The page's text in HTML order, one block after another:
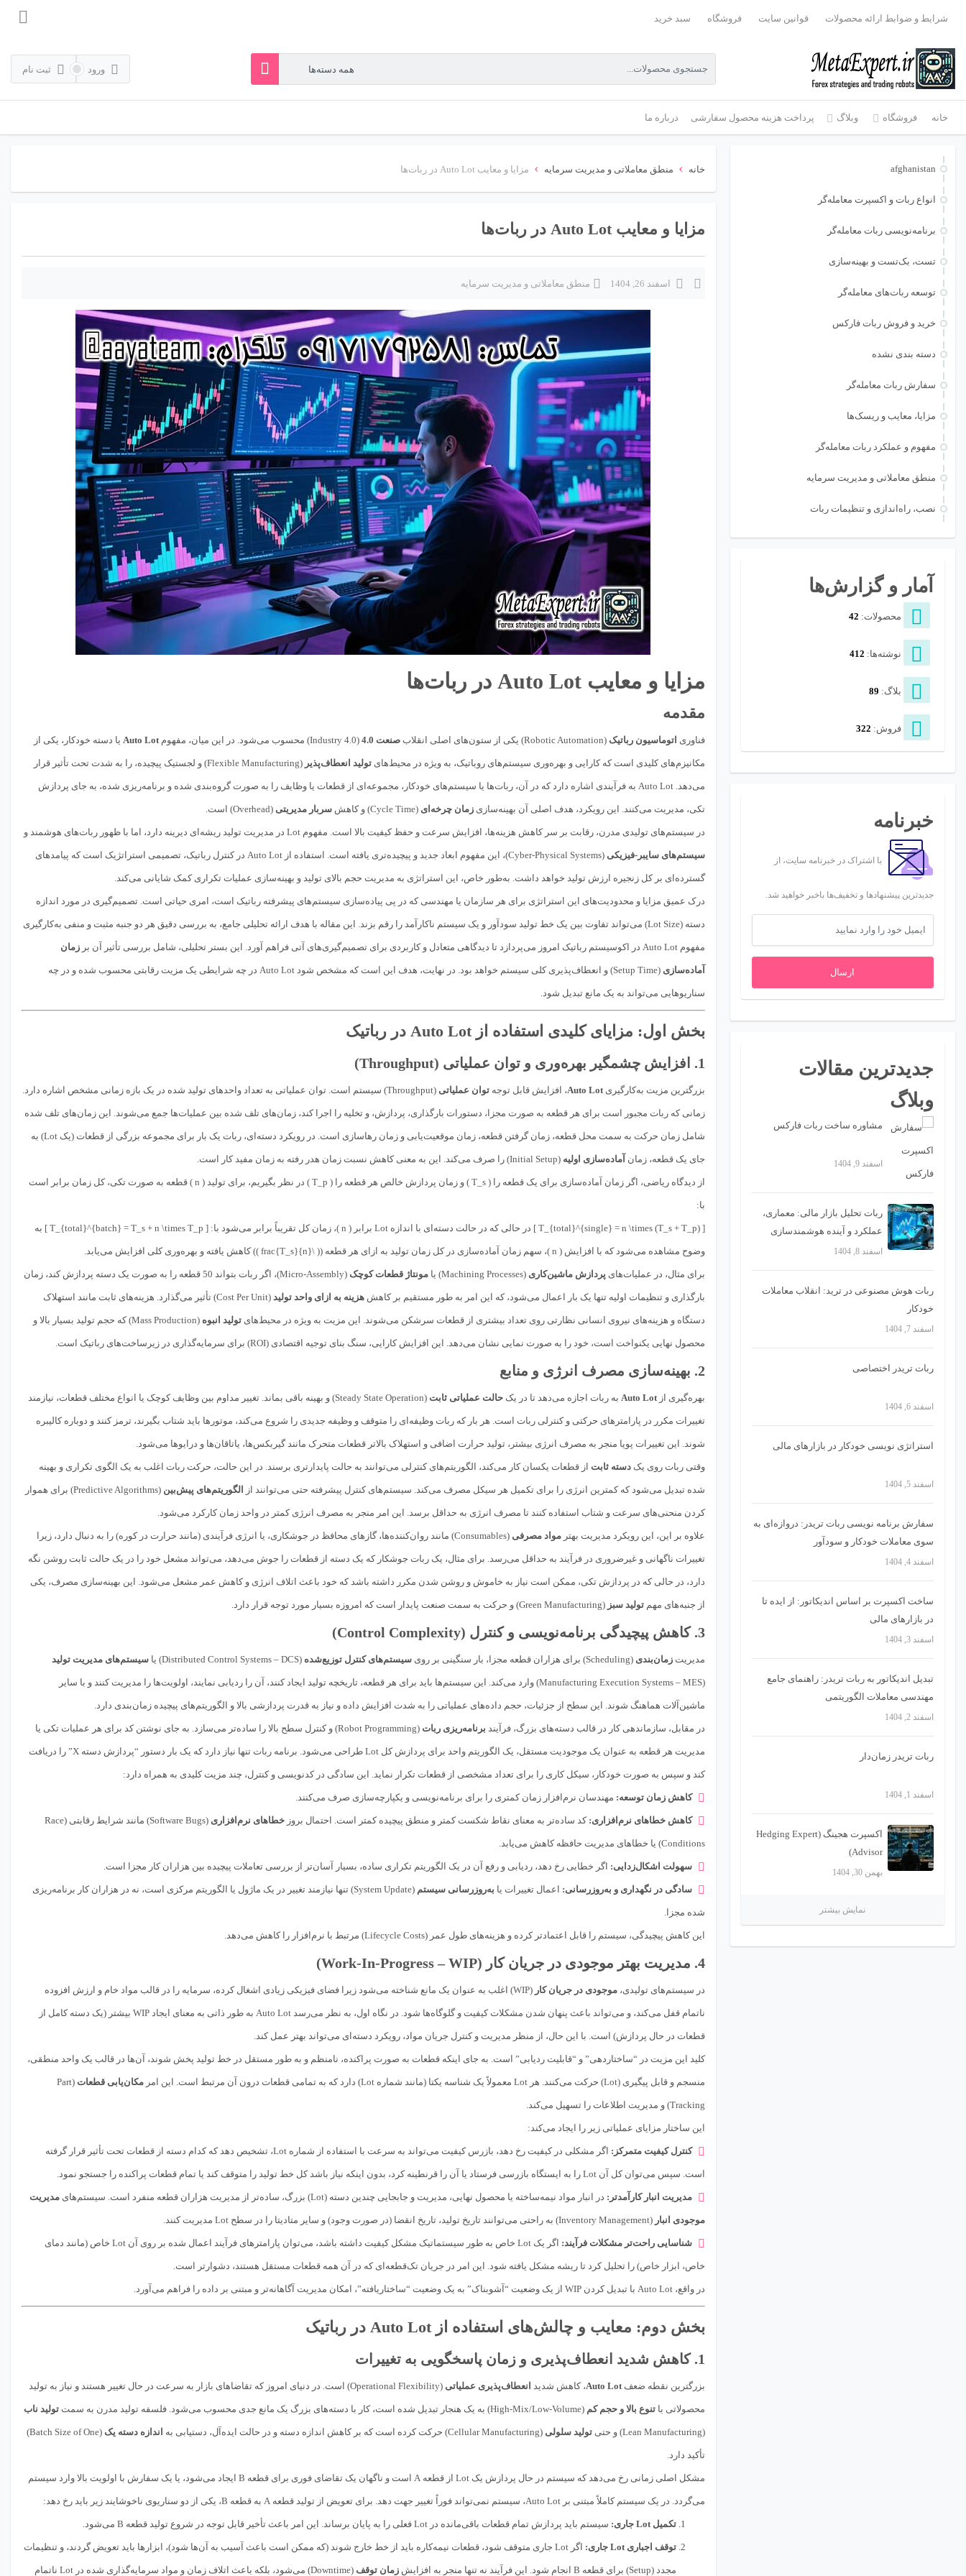
شرایط و ضوابط ارائه محصولات قوانین سایت فروشگاه سبد خرید
ورود ثبت نام
خانه فروشگاه وبلاگ پرداخت هزینه محصول سفارشی درباره ما
afghanistan
انواع ربات و اکسپرت معامله‌گر
برنامه‌نویسی ربات معامله‌گر
تست، بک‌تست و بهینه‌سازی
توسعه ربات‌های معامله‌گر
خرید و فروش ربات فارکس
دسته بندی نشده
سفارش ربات معامله‌گر
مزایا، معایب و ریسک‌ها
مفهوم و عملکرد ربات معامله‌گر
منطق معاملاتی و مدیریت سرمایه
نصب، راه‌اندازی و تنظیمات ربات
آمار و گزارش‌ها
محصولات: 42
نوشته‌ها: 412
بلاگ: 89
فروش: 322
خبرنامه
با اشتراک در خبرنامه سایت، از
جدیدترین پیشنهادها و تخفیف‌ها باخبر خواهید شد.
ارسال
جدیدترین مقالات
وبلاگ
مشاوره ساخت ربات فارکس
اسفند 9, 1404
ربات تحلیل بازار مالی: معماری،
عملکرد و آینده هوشمندسازی
تصمیمات تریدینگ
اسفند 8, 1404
ربات هوش مصنوعی در ترید: انقلاب معاملات
خودکار
اسفند 7, 1404
ربات تریدر اختصاصی
اسفند 6, 1404
استراتژی‌ نویسی خودکار در بازارهای مالی
اسفند 5, 1404
سفارش برنامه نویسی ربات تریدر: دروازه‌ای به
سوی معاملات خودکار و سودآور
اسفند 4, 1404
ساخت اکسپرت بر اساس اندیکاتور: از ایده تا
در بازارهای مالی
اسفند 3, 1404
تبدیل اندیکاتور به ربات تریدر: راهنمای جامع
مهندسی معاملات الگوریتمی
اسفند 2, 1404
ربات تریدر زمان‌دار
اسفند 1, 1404
اکسپرت هجینگ (Hedging Expert
Advisor)
بهمن 30, 1404
نمایش بیشتر
خانه › منطق معاملاتی و مدیریت سرمایه › مزایا و معایب Auto Lot در ربات‌ها
مزایا و معایب Auto Lot در ربات‌ها
اسفند 26, 1404 منطق معاملاتی و مدیریت سرمایه
مزایا و معایب Auto Lot در ربات‌ها
مقدمه
فناوری اتوماسیون رباتیک (Robotic Automation) یکی از ستون‌های اصلی انقلاب صنعت 4.0 (Industry 4.0) محسوب می‌شود. در این میان، مفهوم Auto Lot یا دسته خودکار، یکی از
مکانیزم‌های کلیدی است که کارایی و بهره‌وری سیستم‌های روباتیک، به ویژه در محیط‌هایتولید انعطاف‌پذیر (Flexible Manufacturing) و لجستیک پیچیده، را به شدت تحت تأثیر قرار
می‌دهد. Auto Lot به فرآیندی اشاره دارد که در آن، ربات‌ها یا سیستم‌های خودکار، مجموعه‌ای از قطعات یا وظایف را به صورت گروه‌بندی شده و برنامه‌ریزی شده، به جای پردازش
تکی، مدیریت می‌کنند. این رویکرد، هدف اصلی آن بهینه‌سازیزمان چرخه‌ای (Cycle Time) و کاهش سربار مدیریتی (Overhead) است.
در سیستم‌های تولیدی مدرن، رقابت بر سر کاهش هزینه‌ها، افزایش سرعت و حفظ کیفیت بالا است. مفهوم Lot در مدیریت تولید ریشه‌ای دیرینه دارد، اما با ظهور ربات‌های هوشمند و
سیستم‌های سایبر-فیزیکی (Cyber-Physical Systems)، این مفهوم ابعاد جدید و پیچیده‌تری یافته است. استفاده از Auto Lot در کنترل رباتیک، تصمیمی استراتژیک است که پیامدهای
گسترده‌ای بر کل زنجیره ارزش تولید خواهد داشت. به‌طور خاص، این استراتژی به مدیریت حجم بالای تولید و بهینه‌سازی عملیات تکراری کمک شایانی می‌کند.
درک عمیق مزایا و محدودیت‌های این استراتژی برای هر سازمان یا مهندسی که در پی پیاده‌سازی سیستم‌های پیشرفته رباتیک است، امری حیاتی است. تصمیم‌گیری در مورد اندازه
دسته (Lot Size) می‌تواند تفاوت بین یک خط تولید سودآور و یک سیستم ناکارآمد را رقم بزند. این مقاله با هدف ارائه تحلیلی جامع، به بررسی دقیق هر دو جنبه مثبت و منفی به‌کارگیری
مفهوم Auto Lot در اکوسیستم رباتیک امروز می‌پردازد تا دیدگاهی متعادل و کاربردی برای تصمیم‌گیری‌های آتی فراهم آورد. این بستر تحلیلی، شامل بررسی تأثیر آن بر زمان
آماده‌سازی (Setup Time) و انعطاف‌پذیری کلی سیستم خواهد بود. در نهایت، هدف این است که مشخص شود Auto Lot در چه شرایطی یک مزیت رقابتی محسوب شده و در چه
سناریوهایی می‌تواند به یک مانع تبدیل شود.
بخش اول: مزایای کلیدی استفاده از Auto Lot در رباتیک
1. افزایش چشمگیر بهره‌وری و توان عملیاتی (Throughput)
بزرگترین مزیت به‌کارگیریAuto Lot، افزایش قابل توجهتوان عملیاتی (Throughput) سیستم است. توان عملیاتی به تعداد واحدهای تولید شده در یک بازه زمانی مشخص اشاره دارد.
زمانی که ربات مجبور است برای هر قطعه به صورت مجزا، دستورات بارگذاری، پردازش، و تخلیه را اجرا کند، زمان‌های تلف شده بین عملیات‌ها جمع می‌شوند. این زمان‌های تلف شده
شامل زمان حرکت به سمت محل قطعه، زمان گرفتن قطعه، زمان موقعیت‌یابی و زمان رهاسازی است. در رویکرد دسته‌ای، ربات یک بار برای مجموعه بزرگی از قطعات (یک Lot) به
جای یک قطعه، زمان آماده‌سازی اولیه (Initial Setup) را صرف می‌کند. این به معنی کاهش نسبت زمان هدر رفته به زمان مفید کار است.
از دیدگاه ریاضی، اگر زمان آماده‌سازی برای یک قطعه را ( T_s ) و زمان پردازش خالص هر قطعه را ( T_p ) در نظر بگیریم، برای تولید ( n ) قطعه به صورت تکی، کل زمان برابر است
با:
[ T_{total}^{single} = n \times (T_s + T_p) ] در حالی که در حالت دسته‌ای با اندازه Lot برابر ( n )، زمان کل تقریباً برابر می‌شود با: [ T_{total}^{batch} = T_s + n \times T_p ] به
وضوح مشاهده می‌شود که با افزایش ( n )، سهم زمان آماده‌سازی در کل زمان تولید به ازای هر قطعه (( \frac{T_s}{n} )) کاهش یافته و بهره‌وری کلی افزایش می‌یابد.
برای مثال، در عملیات‌های پردازش ماشین‌کاری (Machining Processes) یا مونتاژ قطعات کوچک (Micro-Assembly)، اگر ربات بتواند 50 قطعه را به صورت یک دسته پردازش کند، زمان
بارگذاری و تنظیمات اولیه تنها یک بار اعمال می‌شود، که این امر به طور مستقیم بر کاهشهزینه به ازای واحد تولید (Cost Per Unit) تأثیر می‌گذارد. هزینه‌های ثابت مانند استهلاک
دستگاه و هزینه‌های نیروی انسانی نظارتی روی تعداد بیشتری از قطعات سرشکن می‌شوند. این مزیت به ویژه در محیط‌هایتولید انبوه (Mass Production) که حجم تولید بسیار بالا و
محصول نهایی یکنواخت است، خود را به صورت نمایی نشان می‌دهد. این افزایش کارایی، سنگ بنای توجیه اقتصادی (ROI) برای سرمایه‌گذاری در زیرساخت‌های رباتیک است.
2. بهینه‌سازی مصرف انرژی و منابع
بهره‌گیری ازAuto Lot به ربات اجازه می‌دهد تا در یکحالت عملیاتی ثابت (Steady State Operation) و بهینه باقی بماند. تغییر مداوم بین وظایف کوچک یا انواع مختلف قطعات، نیازمند
تغییرات مکرر در پارامترهای حرکتی و کنترلی ربات است. هر بار که ربات وظیفه‌ای را متوقف و وظیفه جدیدی را شروع می‌کند، موتورها باید شتاب بگیرند، ترمز کنند و دوباره کالیبره
شوند. این تغییرات پویا منجر به مصرف انرژی بیشتر، تولید حرارت اضافی و استهلاک بالاتر قطعات متحرک مانند گیربکس‌ها، یاتاقان‌ها و درایوها می‌شود.
وقتی ربات روی یکدسته ثابت از قطعات یکسان کار می‌کند، الگوریتم‌های کنترلی می‌توانند به حالت پایدارتری برسند. در این حالت، حرکت ربات اغلب به یک الگوی تکراری و بهینه
شده تبدیل می‌شود که کمترین انرژی را برای تکمیل هر سیکل مصرف می‌کند. سیستم‌های کنترل پیشرفته حتی می‌توانند از الگوریتم‌های پیش‌بین (Predictive Algorithms) برای هموار
کردن منحنی‌های سرعت و شتاب استفاده کنند تا مصرف انرژی به حداقل برسد. این امر منجر به مصرف انرژی کمتر در واحد زمان کارکرد می‌شود.
علاوه بر این، این رویکرد مدیریت بهترمواد مصرفی (Consumables) مانند روان‌کننده‌ها، گازهای محافظ در جوشکاری، یا انرژی فرآیندی (مانند حرارت در کوره) را به دنبال دارد، زیرا
تغییرات ناگهانی و غیرضروری در فرآیند به حداقل می‌رسد. برای مثال، یک ربات جوشکار که یک دسته از قطعات را جوش می‌دهد، می‌تواند مشعل خود را در یک حالت ثابت روشن نگه
دارد، در حالی که در پردازش تکی، ممکن است نیاز به خاموش و روشن شدن مکرر داشته باشد که خود باعث اتلاف انرژی و کاهش عمر مشعل می‌شود. این بهینه‌سازی مصرف، یکی
از جنبه‌های مهمتولید سبز (Green Manufacturing) و حرکت به سمت صنعت پایدار است که امروزه بسیار مورد توجه قرار دارد.
3. کاهش پیچیدگی برنامه‌نویسی و کنترل (Control Complexity)
مدیریتزمان‌بندی (Scheduling) برای هزاران قطعه مجزا، بار سنگینی بر روی سیستم‌های کنترل توزیع‌شده (Distributed Control Systems – DCS) یا سیستم‌های مدیریت تولید
(Manufacturing Execution Systems – MES) وارد می‌کند. این سیستم‌ها باید برای هر قطعه، تاریخچه تولید ایجاد کنند، آن را ردیابی نمایند، اولویت‌ها را مدیریت کنند و با سایر
ماشین‌آلات هماهنگ شوند. این سطح از جزئیات، حجم داده‌های عملیاتی را به شدت افزایش داده و نیاز به قدرت پردازشی بالا و الگوریتم‌های پیچیده زمان‌بندی دارد.
در مقابل، سازماندهی کار در قالب دسته‌های بزرگ، فرآیند برنامه‌ریزی ربات (Robot Programming) و کنترل سطح بالا را ساده‌تر می‌سازد. به جای نوشتن کد برای هر عملیات تکی یا
مدیریت هر قطعه به عنوان یک موجودیت مستقل، یک الگوریتم واحد برای پردازش کل Lot طراحی می‌شود. برنامه ربات تنها نیاز دارد که یک بار دستور “پردازش دسته X” را دریافت
کند و سپس به صورت خودکار، سیکل کاری را برای تعداد مشخصی از قطعات تکرار نماید. این سادگی در کدنویسی و کنترل، چند مزیت کلیدی به همراه دارد:
کاهش زمان توسعه: مهندسان نرم‌افزار زمان کمتری را برای برنامه‌نویسی و یکپارچه‌سازی صرف می‌کنند.
کاهش خطاهای نرم‌افزاری: کد ساده‌تر به معنای نقاط شکست کمتر و منطق پیچیده کمتر است. احتمال بروزخطاهای نرم‌افزاری (Software Bugs) مانند شرایط رقابتی (Race
Conditions) یا خطاهای مدیریت حافظه کاهش می‌یابد.
سهولت اشکال‌زدایی: اگر خطایی رخ دهد، ردیابی و رفع آن در یک الگوریتم تکراری ساده، بسیار آسان‌تر از بررسی تعاملات پیچیده بین هزاران کار مجزا است.
سادگی در نگهداری و به‌روزرسانی: اعمال تغییرات یا به‌روزرسانی سیستم (System Update) تنها نیازمند تغییر در یک ماژول یا الگوریتم مرکزی است، نه در هزاران کار برنامه‌ریزی
شده مجزا.
این کاهش پیچیدگی، سیستم را قابل اعتمادتر کرده و هزینه‌های طول عمر (Lifecycle Costs) مرتبط با نرم‌افزار را کاهش می‌دهد.
4. مدیریت بهتر موجودی در جریان کار (Work-In-Progress – WIP)
در سیستم‌های تولیدی،موجودی در جریان کار (WIP) اغلب به عنوان یک مانع شناخته می‌شود زیرا فضای فیزیکی زیادی اشغال کرده، سرمایه را در قالب مواد خام و ارزش افزوده
ناتمام قفل می‌کند، و می‌تواند باعث پنهان شدن مشکلات کیفیت و گلوگاه‌ها شود. در نگاه اول، به نظر می‌رسد Auto Lot به طور ذاتی به معنای ایجاد WIP بیشتر (یک دسته کامل از
قطعات در حال پردازش) است. با این حال، از منظر مدیریت و کنترل جریان مواد، رویکرد دسته‌ای می‌تواند بهتر عمل کند.
کلید این مزیت در “ساختاردهی” و “قابلیت ردیابی” است. به جای اینکه قطعات به صورت پراکنده، نامنظم و به طور مستقل در خط تولید پخش شوند، آن‌ها در قالب یک واحد منطقی،
منسجم و قابل پیگیری (Lot) حرکت می‌کنند. هر Lot معمولاً یک شناسه یکتا (مانند شماره Lot) دارد که به تمامی قطعات درون آن مرتبط است. این امر مکان‌یابی قطعات (Part
Tracking) و مدیریت اطلاعات را تسهیل می‌کند.
این ساختار مزایای عملیاتی زیر را ایجاد می‌کند:
کنترل کیفیت متمرکز: اگر مشکلی در کیفیت رخ دهد، بازرس کیفیت می‌تواند به سرعت با استفاده از شماره Lot، تشخیص دهد که کدام دسته از قطعات تحت تأثیر قرار گرفته
است. سپس می‌توان کل آن Lot را به ایستگاه بازرسی فرستاد یا آن را قرنطینه کرد، بدون اینکه نیاز باشد کل خط تولید را متوقف کند یا تمام قطعات پراکنده را جستجو نمود.
مدیریت انبار کارآمدتر: در انبار مواد نیمه‌ساخته یا محصول نهایی، مدیریت و جابجایی چندین دسته (Lot) بزرگ، ساده‌تر از مدیریت هزاران قطعه منفرد است. سیستم‌های مدیریت
موجودی انبار (Inventory Management) به راحتی می‌توانند تاریخ تولید، تاریخ انقضا (در صورت وجود) و سایر متادیتا را در سطح Lot مدیریت کنند.
شناسایی راحت‌تر مشکلات فرآیند: اگر یک Lot خاص به طور سیستماتیک مشکل کیفیت داشته باشد، می‌توان پارامترهای فرآیند اعمال شده بر روی آن Lot خاص (مانند دمای
خاص، ابزار خاص) را تحلیل کرد تا ریشه مشکل یافته شود. این امر در جریان تک‌قطعه‌ای که در آن همه قطعات مستقل هستند، دشوارتر است.
در واقع، Auto Lot با تبدیل کردن WIP از یک وضعیت “آشوبناک” به یک وضعیت “ساختاریافته”، امکان مدیریت آگاهانه‌تر و مبتنی بر داده را فراهم می‌آورد.
بخش دوم: معایب و چالش‌های استفاده از Auto Lot در رباتیک
1. کاهش شدید انعطاف‌پذیری و زمان پاسخگویی به تغییرات
بزرگترین نقطه ضعفAuto Lot، کاهش شدید انعطاف‌پذیری عملیاتی (Operational Flexibility) است. در دنیای امروز که تقاضاهای بازار به سرعت در حال تغییر هستند و نیاز به تولید
محصولاتی باتنوع بالا و حجم کم (High-Mix/Low-Volume) به یک هنجار تبدیل شده است، کار با دسته‌های بزرگ یک مانع جدی محسوب می‌شود. فلسفه تولید مدرن به سمت تولید ناب
(Lean Manufacturing) و حتی تولید سلولی (Cellular Manufacturing) حرکت کرده است که بر کاهش اندازه دسته و در حالت ایده‌آل، دستیابی به اندازه دسته یک (Batch Size of One)
تأکید دارد.
مشکل اصلی زمانی رخ می‌دهد که سیستم در حال پردازش یک Lot از قطعه A است و ناگهان یک تقاضای فوری برای قطعه B ایجاد می‌شود، یا یک سفارش با اولویت بالا وارد سیستم
می‌گردد. در یک سیستم کاملاً مبتنی بر Auto Lot، سیستم نمی‌تواند فوراً تغییر جهت دهد. برای تعویض از تولید قطعه A به قطعه B، یکی از دو سناریوی ناخوشایند زیر باید رخ دهد:
تکمیل Lot جاری: سیستم باید پردازش تمام قطعات باقی‌مانده در Lot فعلی را به پایان برساند. این امر باعث تأخیر قابل توجه در شروع تولید قطعه B می‌شود.
توقف اجباری Lot جاری: اگر Lot جاری متوقف شود، قطعات نیمه‌کاره باید از خط خارج شوند (که ممکن است باعث آسیب به آن‌ها شود)، ابزارها باید تعویض گردند، و تنظیمات
مجدد (Setup) برای قطعه B انجام شود. این فرآیند نه تنها منجر به افزایش زمان توقف (Downtime) می‌شود، بلکه باعث اتلاف زمان و مواد سرمایه‌گذاری شده در Lot ناتمام